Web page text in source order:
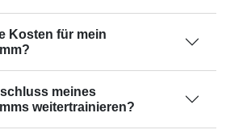
Kosten für mein
meines
weitertrainieren?